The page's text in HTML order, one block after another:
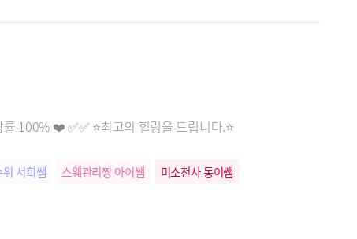
100% ❤️ ✅✅ ⭐️최고의 힐링을 드립니다.⭐️
서희쌤 스웨관리짱 아이쌤
미소천사 동이쌤